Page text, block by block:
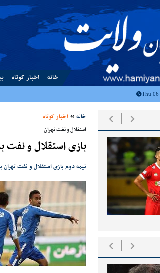
خانه اخبار کوتاه
خانه اخبار کوتاه
استقلال و نفت تهران
بازی استقلال و نفت
نیمه دوم بازی استقلال و نفت تهران